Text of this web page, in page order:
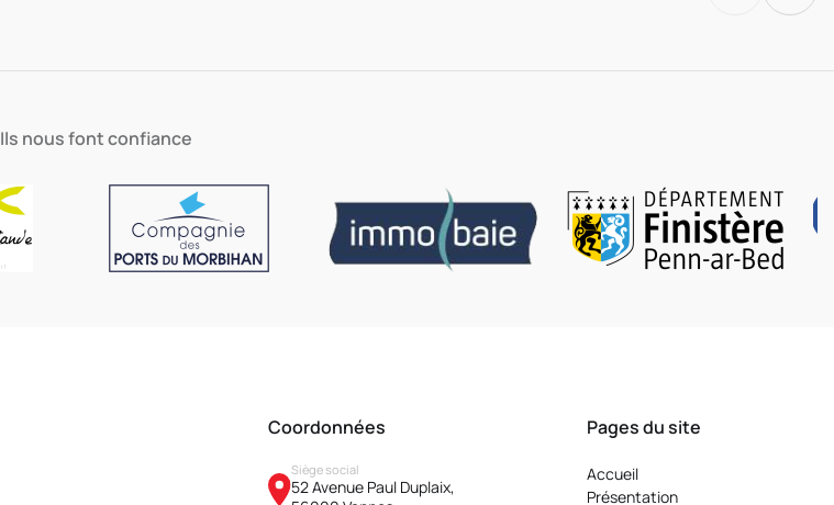
Ils nous font confiance
Coordonnées
Siège social
52 Avenue Paul Duplaix,
Pages du site
Accueil
Présentation